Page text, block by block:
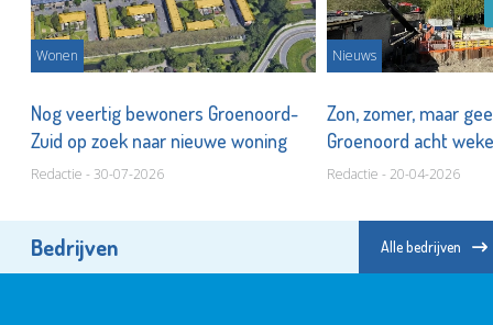
Wonen
Nog veertig bewoners Groenoord-
Zuid op zoek naar nieuwe woning
Redactie - 30-07-2026
Nieuws
Zon, zomer, maar
Groenoord acht
Redactie - 20-04-2026
Bedrijven Alle bedrijven